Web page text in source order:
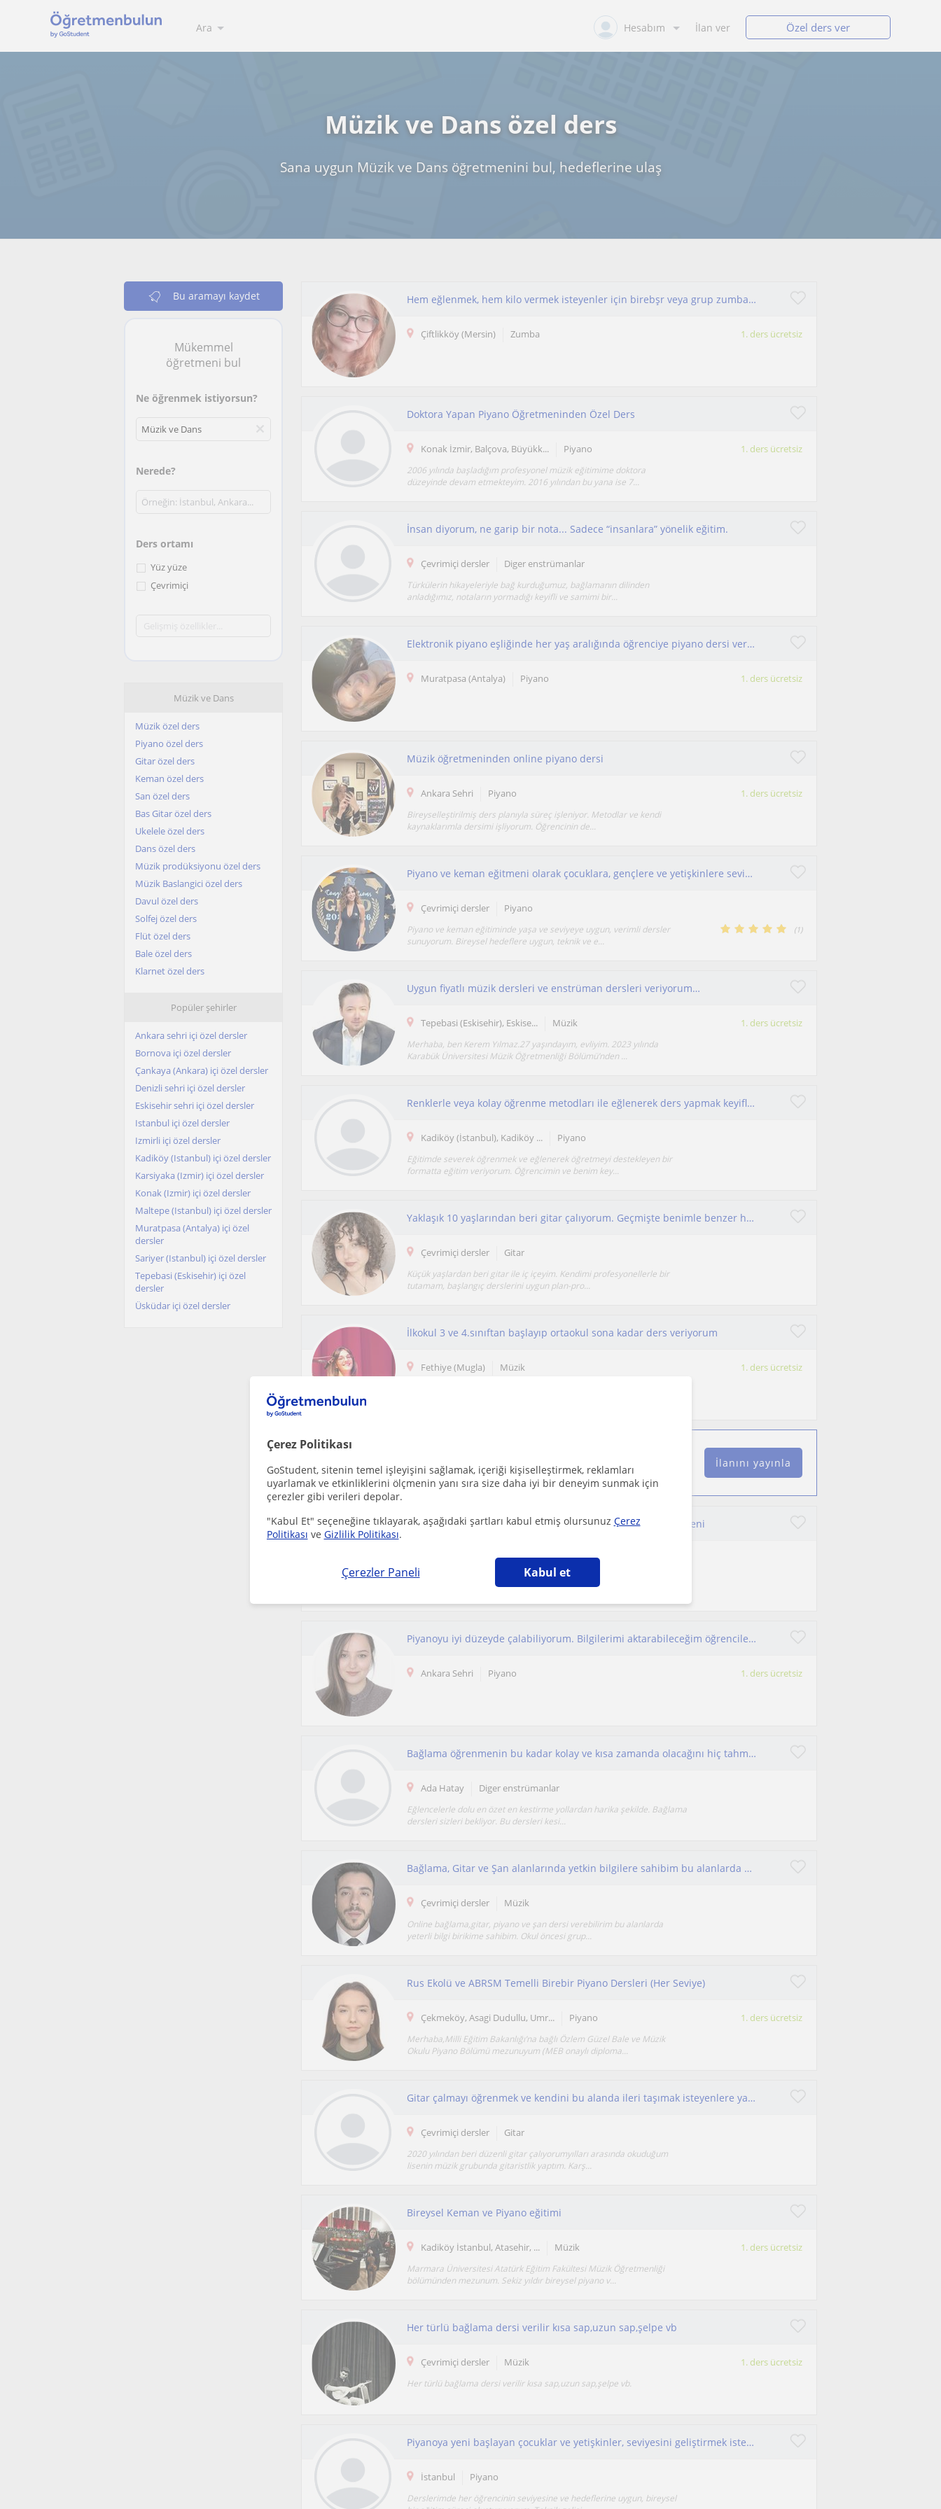
Çerez Politikası
GoStudent, sitenin temel işleyişini sağlamak, içeriği kişiselleştirmek, reklamları
uyarlamak ve etkinliklerini ölçmenin yanı sıra size daha iyi bir deneyim sunmak için
çerezler gibi verileri depolar.
"Kabul Et" seçeneğine tıklayarak, aşağıdaki şartları kabul etmiş olursunuz Çerez
Politikası ve Gizlilik Politikası.
Çerezler Paneli Kabul et
Ara Hesabım İlan ver Özel ders ver
Müzik ve Dans özel ders
Sana uygun Müzik ve Dans öğretmenini bul, hedeflerine ulaş
Bu aramayı kaydet
Mükemmel
öğretmeni bul
Ne öğrenmek istiyorsun?
Nerede?
Ders ortamı
Yüz yüze
Çevrimiçi
Müzik ve Dans
Müzik özel ders
Piyano özel ders
Gitar özel ders
Keman özel ders
San özel ders
Bas Gitar özel ders
Ukelele özel ders
Dans özel ders
Müzik prodüksiyonu özel ders
Müzik Baslangici özel ders
Davul özel ders
Solfej özel ders
Flüt özel ders
Bale özel ders
Klarnet özel ders
Popüler şehirler
Ankara sehri içi özel dersler
Bornova içi özel dersler
Çankaya (Ankara) içi özel dersler
Denizli sehri içi özel dersler
Eskisehir sehri içi özel dersler
Istanbul içi özel dersler
Izmirli içi özel dersler
Kadiköy (Istanbul) içi özel dersler
Karsiyaka (Izmir) içi özel dersler
Konak (Izmir) içi özel dersler
Maltepe (Istanbul) içi özel dersler
Muratpasa (Antalya) içi özel
dersler
Sariyer (Istanbul) içi özel dersler
Tepebasi (Eskisehir) içi özel
dersler
Üsküdar içi özel dersler
Hem eğlenmek, hem kilo vermek isteyenler için birebşr veya grup zumba dersi
Çiftlikköy (Mersin) Zumba 1. ders ücretsiz
Doktora Yapan Piyano Öğretmeninden Özel Ders
Konak İzmir, Balçova, Büyükk... Piyano 1. ders ücretsiz
2006 yılında başladığım profesyonel müzik eğitimime doktora
düzeyinde devam etmekteyim. 2016 yılından bu yana ise 7...
İnsan diyorum, ne garip bir nota... Sadece “insanlara” yönelik eğitim.
Çevrimiçi dersler Diger enstrümanlar
Türkülerin hikayeleriyle bağ kurduğumuz, bağlamanın dilinden
anladığımız, notaların yormadığı keyifli ve samimi bir...
Elektronik piyano eşliğinde her yaş aralığında öğrenciye piyano dersi veriyorum
Muratpasa (Antalya) Piyano 1. ders ücretsiz
Müzik öğretmeninden online piyano dersi
Ankara Sehri Piyano 1. ders ücretsiz
Bireyselleştirilmiş ders planıyla süreç işleniyor. Metodlar ve kendi
kaynaklarımla dersimi işliyorum. Öğrencinin de...
Piyano ve keman eğitmeni olarak çocuklara, gençlere ve yetişkinlere seviyeye uygun, keyifli müzik dersleri veriyorum.
Çevrimiçi dersler Piyano
Piyano ve keman eğitiminde yaşa ve seviyeye uygun, verimli dersler
sunuyorum. Bireysel hedeflere uygun, teknik ve e...
(1)
Uygun fiyatlı müzik dersleri ve enstrüman dersleri veriyorum…
Tepebasi (Eskisehir), Eskise... Müzik 1. ders ücretsiz
Merhaba, ben Kerem Yılmaz.27 yaşındayım, evliyim. 2023 yılında
Karabük Üniversitesi Müzik Öğretmenliği Bölümü’nden ...
Renklerle veya kolay öğrenme metodları ile eğlenerek ders yapmak keyifli :)
Kadiköy (İstanbul), Kadiköy ... Piyano
Eğitimde severek öğrenmek ve eğlenerek öğretmeyi destekleyen bir
formatta eğitim veriyorum. Öğrencimin ve benim key...
Yaklaşık 10 yaşlarından beri gitar çalıyorum. Geçmişte benimle benzer hevese sahip çocuklara gitar dersleri vermek istiyorum
Çevrimiçi dersler Gitar
Küçük yaşlardan beri gitar ile iç içeyim. Kendimi profesyonellerle bir
tutamam, başlangıç derslerini uygun plan-pro...
İlkokul 3 ve 4.sınıftan başlayıp ortaokul sona kadar ders veriyorum
Fethiye (Mugla) Müzik 1. ders ücretsiz
Ücretsiz bir ilan ver ve öğretmenlerin seninle iletişime geçmesini sağla
İlanını yayınla
Müzik Öğretmeni, Her Yaş Grubuna Piyano ve Yan Flüt Eğitmeni
Merkez Çanakkale Piyano
Çanakkale Onsekiz Mart Üniversitesi Müzik Öğretmenliği mezunuyum.
Piyanoyu iyi düzeyde çalabiliyorum. Bilgilerimi aktarabileceğim öğrencilerle çalışmayı çok isterim
Ankara Sehri Piyano 1. ders ücretsiz
Bağlama öğrenmenin bu kadar kolay ve kısa zamanda olacağını hiç tahmin etmezdim diyeceğiniz eğitim için Ben hazırım sizleri beklem
Ada Hatay Diger enstrümanlar
Eğlencelerle dolu en özet en kestirme yollardan harika şekilde. Bağlama
dersleri sizleri bekliyor. Bu dersleri kesi...
Bağlama, Gitar ve Şan alanlarında yetkin bilgilere sahibim bu alanlarda ders verebilirim
Çevrimiçi dersler Müzik
Online bağlama,gitar, piyano ve şan dersi verebilirim bu alanlarda
yeterli bilgi birikime sahibim. Okul öncesi grup...
Rus Ekolü ve ABRSM Temelli Birebir Piyano Dersleri (Her Seviye)
Çekmeköy, Asagi Dudullu, Umr... Piyano 1. ders ücretsiz
Merhaba,Milli Eğitim Bakanlığı’na bağlı Özlem Güzel Bale ve Müzik
Okulu Piyano Bölümü mezunuyum (MEB onaylı diploma...
Gitar çalmayı öğrenmek ve kendini bu alanda ileri taşımak isteyenlere yardımcı olmaktan mutluluk duyarım.
Çevrimiçi dersler Gitar
2020 yılından beri düzenli gitar çalıyorumyılları arasında okuduğum
lisenin müzik grubunda gitaristlik yaptım. Karş...
Bireysel Keman ve Piyano eğitimi
Kadiköy İstanbul, Atasehir, ... Müzik 1. ders ücretsiz
Marmara Üniversitesi Atatürk Eğitim Fakültesi Müzik Öğretmenliği
bölümünden mezunum. Sekiz yıldır bireysel piyano v...
Her türlü bağlama dersi verilir kısa sap,uzun sap,şelpe vb
Çevrimiçi dersler Müzik 1. ders ücretsiz
Her türlü bağlama dersi verilir kısa sap,uzun sap,şelpe vb.
Piyanoya yeni başlayan çocuklar ve yetişkinler, seviyesini geliştirmek isteyen öğrenciler için piyano dersi
İstanbul Piyano
Derslerimde her öğrencinin seviyesine ve hedeflerine uygun, bireysel